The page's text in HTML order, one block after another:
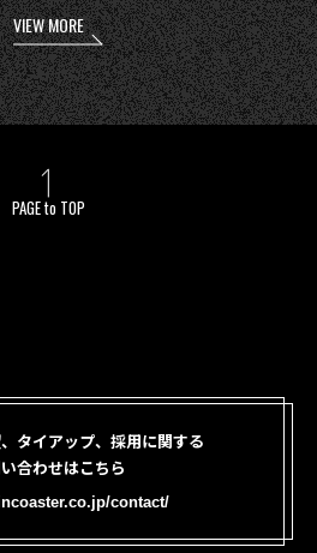
VIEW MORE
PAGE to TOP
タイアップ、採用に関する
合わせはこちら
contact/